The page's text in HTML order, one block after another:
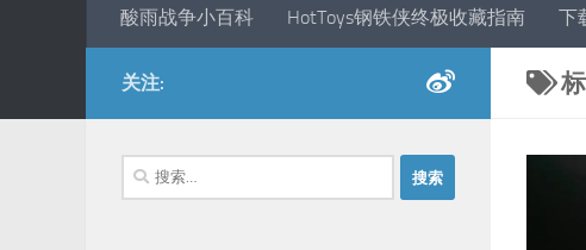
酸雨战争小百科 HotToys钢铁侠终极收藏指南 下
关注:
搜
索：